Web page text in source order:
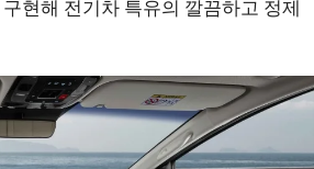
현해 전기차 특유의 깔끔하고 정제